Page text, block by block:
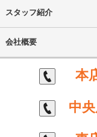
スタッフ紹介
会社概要
本
中